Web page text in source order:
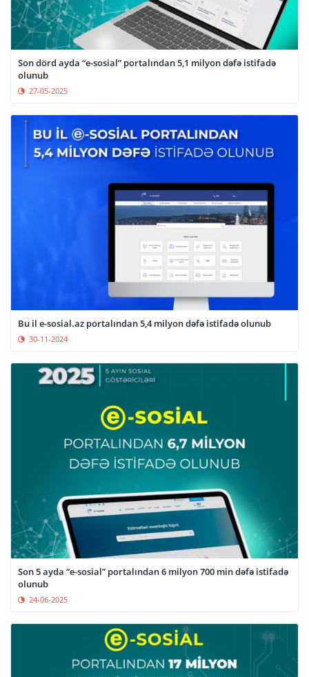
Son dörd ayda “e-sosial” portalından 5,1 milyon dəfə istifadə
olunub
27-05-2025
Bu il e-sosial.az portalından 5,4 milyon dəfə istifadə olunub
30-11-2024
Son 5 ayda “e-sosial” portalından 6 milyon 700 min dəfə istifadə
olunub
24-06-2025